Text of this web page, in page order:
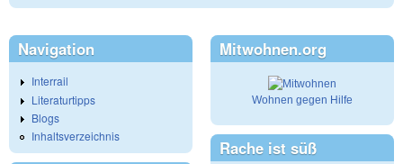
Navigation
Interrail
Literaturtipps
Blogs
Inhaltsverzeichnis
Mitwohnen.org
Wohnen gegen Hilfe
Rache ist süß